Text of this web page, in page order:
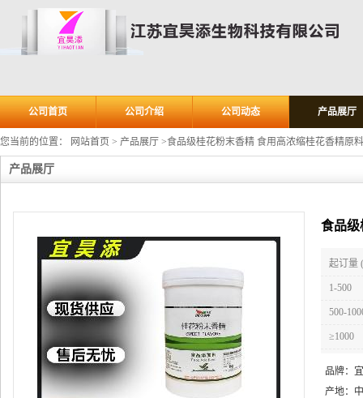
公司首页 公司介绍 公司动态 产品展厅
您当前的位置： 网站首页 > 产品展厅 >食品级桂花粉末香精 食用高浓缩桂花香精原
产品展厅
食品级
起订量
1-500
500-
≥1000
品牌：
产地：